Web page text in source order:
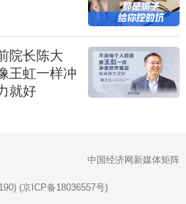
院长陈大
王虹一样冲
就好
中国经济网新媒体矩阵
(京ICP备18036557号)